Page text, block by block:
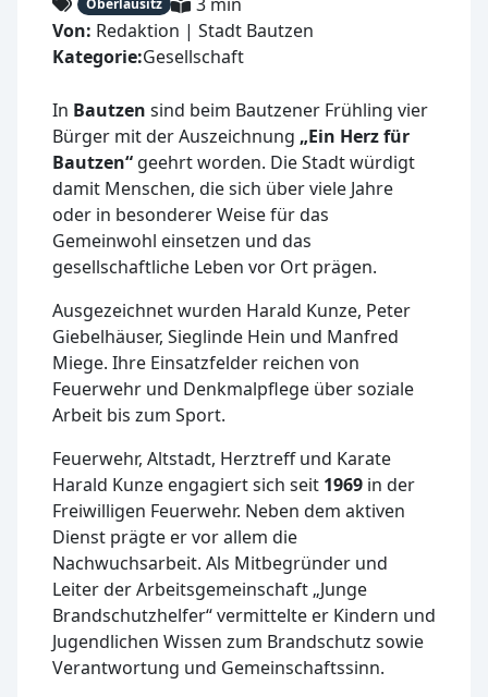
Oberlausitz
Von: Redaktion | Stadt Bautzen
Kategorie:Gesellschaft
In Bautzen sind beim Bautzener Frühling vier
Bürger mit der Auszeichnung „Ein Herz für
Bautzen“ geehrt worden. Die Stadt würdigt
damit Menschen, die sich über viele Jahre
oder in besonderer Weise für das
Gemeinwohl einsetzen und das
gesellschaftliche Leben vor Ort prägen.
Ausgezeichnet wurden Harald Kunze, Peter
Giebelhäuser, Sieglinde Hein und Manfred
Miege. Ihre Einsatzfelder reichen von
Feuerwehr und Denkmalpflege über soziale
Arbeit bis zum Sport.
Feuerwehr, Altstadt, Herztreff und Karate
Harald Kunze engagiert sich seit 1969 in der
Freiwilligen Feuerwehr. Neben dem aktiven
Dienst prägte er vor allem die
Nachwuchsarbeit. Als Mitbegründer und
Leiter der Arbeitsgemeinschaft „Junge
Brandschutzhelfer“ vermittelte er Kindern und
Jugendlichen Wissen zum Brandschutz sowie
Verantwortung und Gemeinschaftssinn.